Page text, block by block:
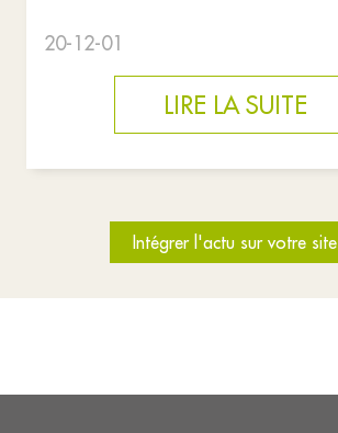
20-12-01
LIRE LA SUITE
Intégrer l'actu sur votre site